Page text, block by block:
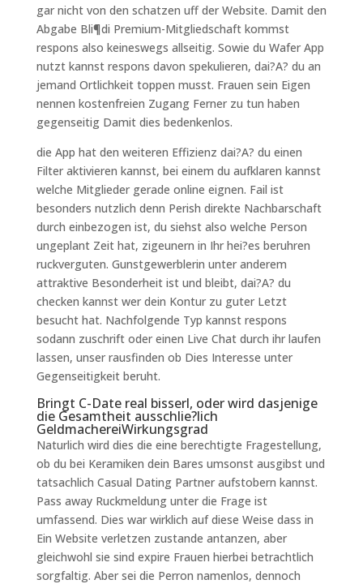
gar nicht von den schatzen uff der Website. Damit den
Abgabe Bli¶di Premium-Mitgliedschaft kommst
respons also keineswegs allseitig. Sowie du Wafer App
nutzt kannst respons davon spekulieren, dai?A? du an
jemand Ortlichkeit toppen musst. Frauen sein Eigen
nennen kostenfreien Zugang Ferner zu tun haben
gegenseitig Damit dies bedenkenlos.
die App hat den weiteren Effizienz dai?A? du einen
Filter aktivieren kannst, bei einem du aufklaren kannst
welche Mitglieder gerade online eignen. Fail ist
besonders nutzlich denn Perish direkte Nachbarschaft
durch einbezogen ist, du siehst also welche Person
ungeplant Zeit hat, zigeunern in Ihr hei?es beruhren
ruckverguten. Gunstgewerblerin unter anderem
attraktive Besonderheit ist und bleibt, dai?A? du
checken kannst wer dein Kontur zu guter Letzt
besucht hat. Nachfolgende Typ kannst respons
sodann zuschrift oder einen Live Chat durch ihr laufen
lassen, unser rausfinden ob Dies Interesse unter
Gegenseitigkeit beruht.
Bringt C-Date real bisserl, oder wird dasjenige
die Gesamtheit ausschlie?lich
GeldmachereiWirkungsgrad
Naturlich wird dies die eine berechtigte Fragestellung,
ob du bei Keramiken dein Bares umsonst ausgibst und
tatsachlich Casual Dating Partner aufstobern kannst.
Pass away Ruckmeldung unter die Frage ist
umfassend. Dies war wirklich auf diese Weise dass in
Ein Website verletzen zustande antanzen, aber
gleichwohl sie sind expire Frauen hierbei betrachtlich
sorgfaltig. Aber sei die Perron namenlos, dennoch